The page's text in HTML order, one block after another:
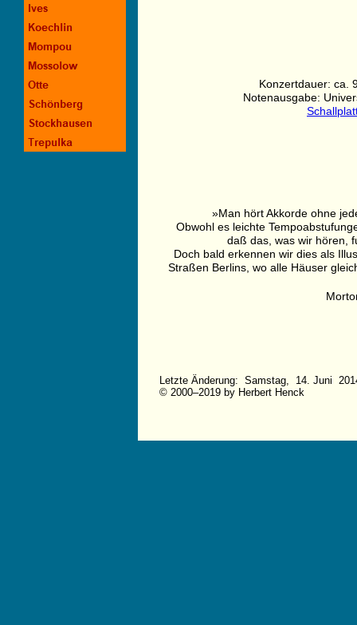
Konzertdauer: ca.
Notenausgabe:
»Man hört Akkorde ohne
Obwohl es leichte
daß das, was wir hören,
Doch bald erkennen wir dies als
Straßen Berlins, wo alle Häuser
Letzte Änderung: Samstag, 14. Juni
© 2000–2019 by Herbert Henck